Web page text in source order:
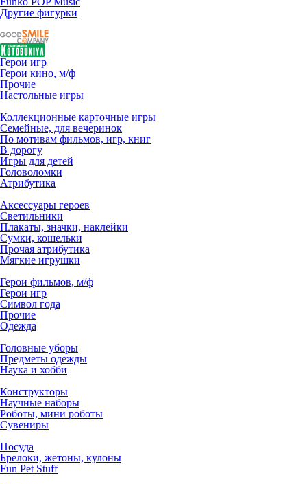
Другие фигурки
Герои игр
Герои кино, м/ф
Прочие
Настольные игры
Коллекционные карточные игры
Семейные, для вечеринок
По мотивам фильмов, игр, книг
В дорогу
Игры для детей
Головоломки
Атрибутика
Аксессуары героев
Светильники
Плакаты, значки, наклейки
Сумки, кошельки
Прочая атрибутика
Мягкие игрушки
Герои фильмов, м/ф
Герои игр
Символ года
Прочие
Одежда
Головные уборы
Предметы одежды
Наука и хобби
Конструкторы
Научные наборы
Роботы, мини роботы
Сувениры
Посуда
Брелоки, жетоны, кулоны
Fun Pet Stuff